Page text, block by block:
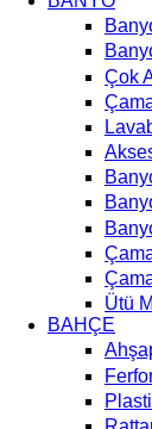
Çok
Ütü
BAHÇE